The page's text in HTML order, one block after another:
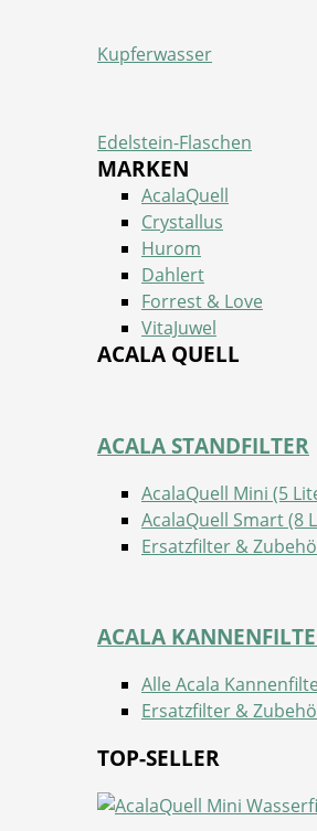
Kupferwasser
Edelstein-Flaschen
MARKEN
AcalaQuell
Crystallus
Hurom
Dahlert
Forrest & Love
VitaJuwel
ACALA QUELL
ACALA STANDFILTER
AcalaQuell Mini (5
AcalaQuell Smart (8
Ersatzfilter &
ACALA
Alle Acala
Ersatzfilter &
TOP-SELLER